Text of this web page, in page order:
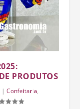
PRODUTOS
|Confeitaria,